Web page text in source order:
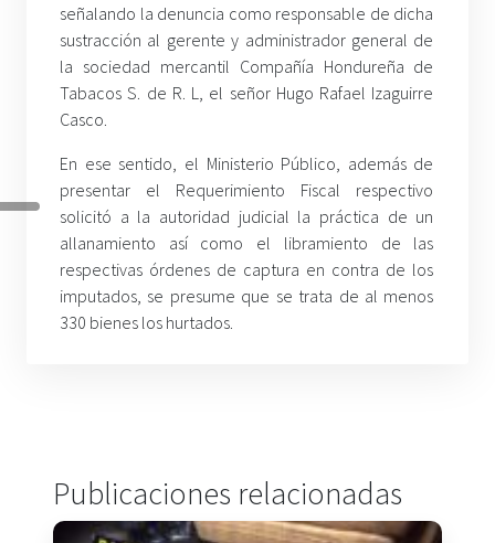
señalando la denuncia como responsable de dicha
sustracción al gerente y administrador general de
la sociedad mercantil Compañía Hondureña de
Tabacos S. de R. L, el señor Hugo Rafael Izaguirre
Casco.
En ese sentido, el Ministerio Público, además de
presentar el Requerimiento Fiscal respectivo
solicitó a la autoridad judicial la práctica de un
allanamiento así como el libramiento de las
respectivas órdenes de captura en contra de los
imputados, se presume que se trata de al menos
330 bienes los hurtados.
Publicaciones relacionadas